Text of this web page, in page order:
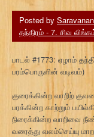
Posted by
தந்திரம் - 7. சிவ
பாடல் #1773: ஏழாம்
பரம்பொருளின் வடிவம்)
குரைக்கின்ற வாறிற்
பரக்கின்ற காற்றும்
நிரைக்கின்ற வாறிவை
வரைத்து வலம்செய்யு